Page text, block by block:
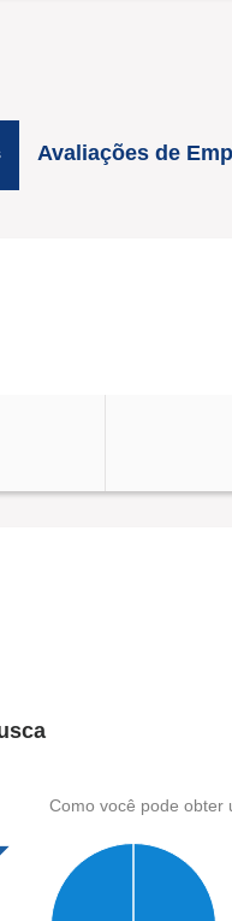
Avaliações de
Como você pode obter